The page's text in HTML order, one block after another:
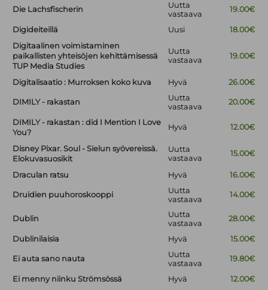
Die Lachsfischerin
Uutta
vastaava
19.00€
Digideiteillä Uusi
18.00€
Digitaalinen voimistaminen
paikallisten yhteisöjen kehittämisessä
TUP Media Studies
Uutta
vastaava
19.00€
Digitalisaatio : Murroksen koko kuva Hyvä 26.00€
DIMILY - rakastan
Uutta
vastaava
20.00€
DIMILY - rakastan : did I Mention I Love
You?
Hyvä 12.00€
Disney Pixar. Soul - Sielun syövereissä.
Elokuvasuosikit
Uutta
vastaava
15.00€
Draculan ratsu Hyvä 16.00€
Druidien puuhoroskooppi
Uutta
vastaava
14.00€
Dublin
Uutta
vastaava
28.00€
Dublinilaisia Hyvä 15.00€
Ei auta sano nauta
Uutta
vastaava
19.80€
Ei menny niinku Strömsössä Hyvä
12.00€